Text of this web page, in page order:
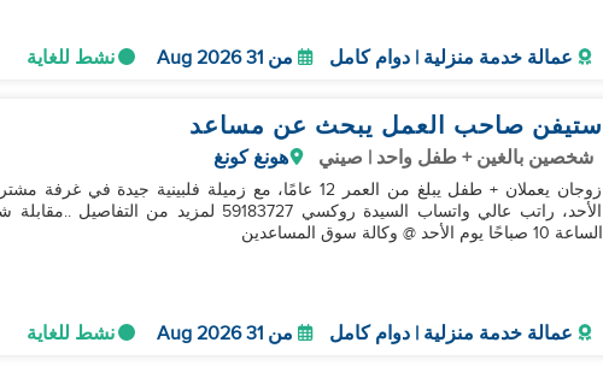
عمالة خدمة منزلية | دوام كامل من 31 Aug 2026 نشط للغاية
ستيفن صاحب العمل يبحث عن مساعد
شخصين بالغين + طفل واحد | صيني هونغ كونغ
زوجان يعملان + طفل يبلغ من العمر 12 عامًا، مع زميلة فلبينية
الأحد، راتب عالي واتساب السيدة روكسي 59183727
الساعة 10 صباحًا يوم الأحد @ وكالة سوق المساعدين
عمالة خدمة منزلية | دوام كامل من 31 Aug 2026 نشط للغاية